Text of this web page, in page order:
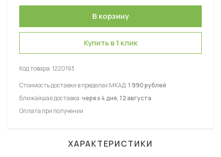
Купить в 1 клик
Код товара:1220193
Стоимость доставки в пределах МКАД:1 990 рублей
Ближайшая доставка:через 4 дня, 12 августа
Оплата при получении
ХАРАКТЕРИСТИКИ